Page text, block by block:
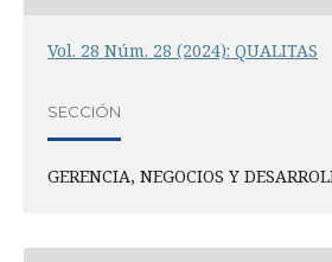
Vol. 28 Núm. 28 (2024): QUALITAS
SECCIÓN
GERENCIA, NEGOCIOS Y